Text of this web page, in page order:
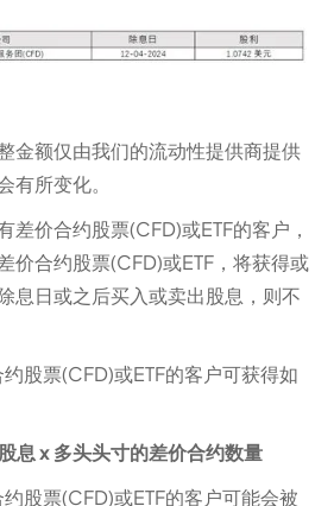
金额仅由我们的流动性提供商提供
有所变化。
差价合约股票(CFD)或ETF的客户，
价合约股票(CFD)或ETF，将获得或
息日或之后买入或卖出股息，则不
股票(CFD)或ETF的客户可获得如
息 x 多头头寸的差价合约数量
股票(CFD)或ETF的客户可能会被